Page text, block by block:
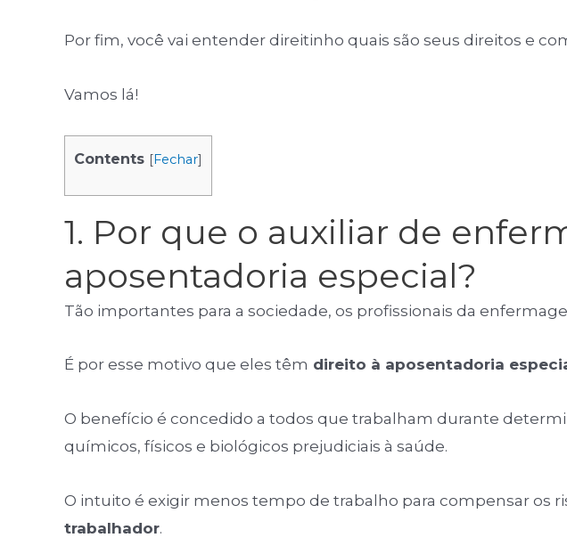
Por fim, você vai entender direitinho quais são seus direitos e
Vamos lá!
Contents [Fechar]
1. Por que o auxiliar de
aposentadoria especial?
Tão importantes para a sociedade, os profissionais da
É por esse motivo que eles têm direito à aposentadoria
O benefício é concedido a todos que trabalham durante
químicos, físicos e biológicos prejudiciais à saúde.
O intuito é exigir menos tempo de trabalho para compensar os
trabalhador.